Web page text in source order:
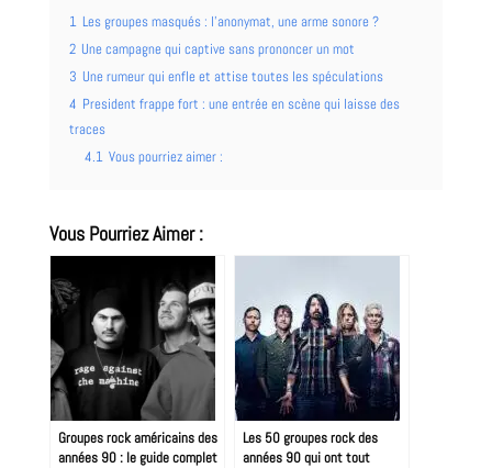
1 Les groupes masqués : l’anonymat, une arme sonore ?
2 Une campagne qui captive sans prononcer un mot
3 Une rumeur qui enfle et attise toutes les spéculations
4 President frappe fort : une entrée en scène qui laisse des
traces
4.1 Vous pourriez aimer :
Vous Pourriez Aimer :
Groupes rock américains des
années 90 : le guide complet
Les 50 groupes rock des
années 90 qui ont tout